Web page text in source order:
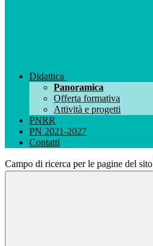
Didattica
Panoramica
Offerta formativa
Attività e progetti
PNRR
PN 2021-2027
Contatti
Campo di ricerca per le pagine del sito